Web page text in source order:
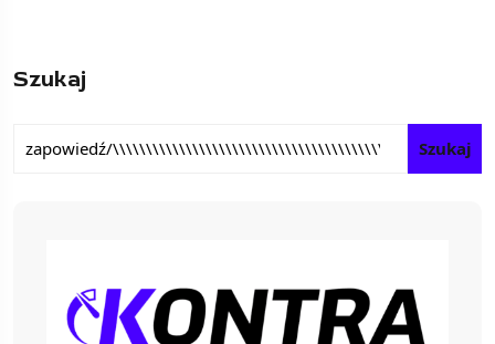
Szukaj
Szukaj